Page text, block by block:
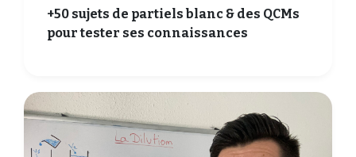
+50 sujets de partiels blanc & des QCMs
pour tester ses connaissances